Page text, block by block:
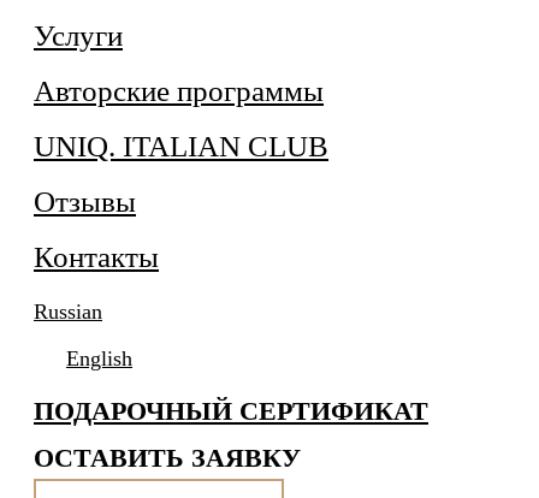
Услуги
Авторские программы
UNIQ. ITALIAN CLUB
Отзывы
Контакты
Russian
English
ПОДАРОЧНЫЙ СЕРТИФИКАТ
ОСТАВИТЬ ЗАЯВКУ